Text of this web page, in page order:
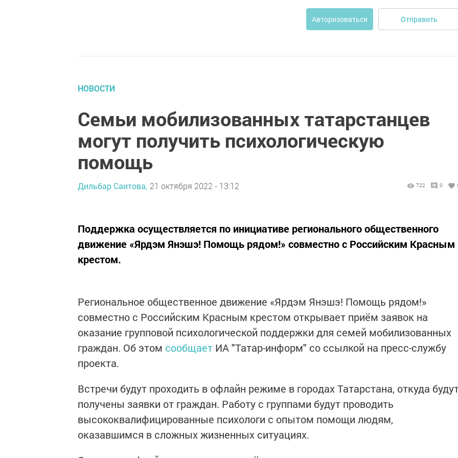
Авторизоваться Отправить
НОВОСТИ
Семьи мобилизованных татарстанцев
могут получить психологическую
помощь
Дильбар Саитова, 21 октября 2022 - 13:12 722 0
Поддержка осуществляется по инициативе регионального общественного
движение «Ярдэм Янэшэ! Помощь рядом!» совместно с Российским Красным
крестом.
Региональное общественное движение «Ярдэм Янэшэ! Помощь рядом!»
совместно с Российским Красным крестом открывает приём заявок на
оказание групповой психологической поддержки для семей мобилизованных
граждан. Об этом сообщает ИА "Татар-информ" со ссылкой на пресс-службу
проекта.
Встречи будут проходить в офлайн режиме в городах Татарстана, откуда
получены заявки от граждан. Работу с группами будут проводить
высококвалифицированные психологи с опытом помощи людям,
оказавшимся в сложных жизненных ситуациях.